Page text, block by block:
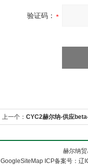
验证码：
上一个： CYC2赫尔纳-供应
赫尔纳
GoogleSiteMap ICP备案号：辽